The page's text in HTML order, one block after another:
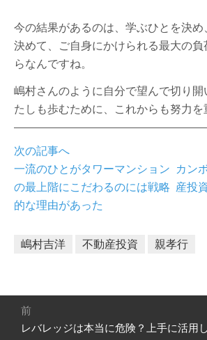
今の結果があるのは、学ぶひとを決め
決めて、ご自身にかけられる最大の
らなんですね。
嶋村さんのように自分で望んで切り開
たしも歩むために、これからも努力を
カン
産投
次の記事へ
一流のひとがタワーマンション
の最上階にこだわるのには戦略
的な理由があった
嶋村吉洋 不動産投資 親孝行
前
前
レバレッジは本当に危険？上手に活用